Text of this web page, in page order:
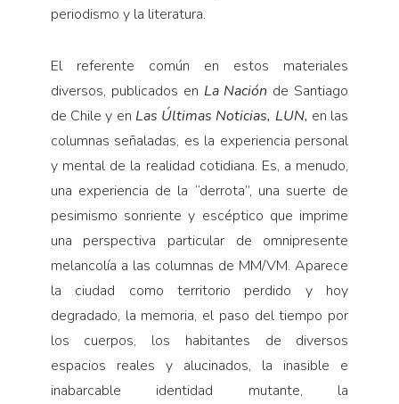
periodismo y la literatura.
El referente común en estos materiales
diversos, publicados en La Nación de Santiago
de Chile y en Las Últimas Noticias, LUN, en las
columnas señaladas, es la experiencia personal
y mental de la realidad cotidiana. Es, a menudo,
una experiencia de la “derrota”, una suerte de
pesimismo sonriente y escéptico que imprime
una perspectiva particular de omnipresente
melancolía a las columnas de MM/VM. Aparece
la ciudad como territorio perdido y hoy
degradado, la memoria, el paso del tiempo por
los cuerpos, los habitantes de diversos
espacios reales y alucinados, la inasible e
inabarcable identidad mutante, la